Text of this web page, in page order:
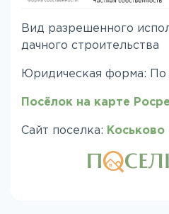
Вид разрешенного
дачного строительства
Юридическая форма:
Посёлок на карте
Сайт поселка: Коськово